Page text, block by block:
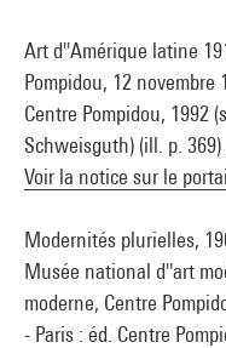
Art d''Amérique latine
Pompidou, 12 novembre
Centre Pompidou, 1992
Schweisguth) (ill. p.
Voir la notice sur le
Modernités plurielles,
Musée national d''art
moderne, Centre
- Paris : éd. Centre